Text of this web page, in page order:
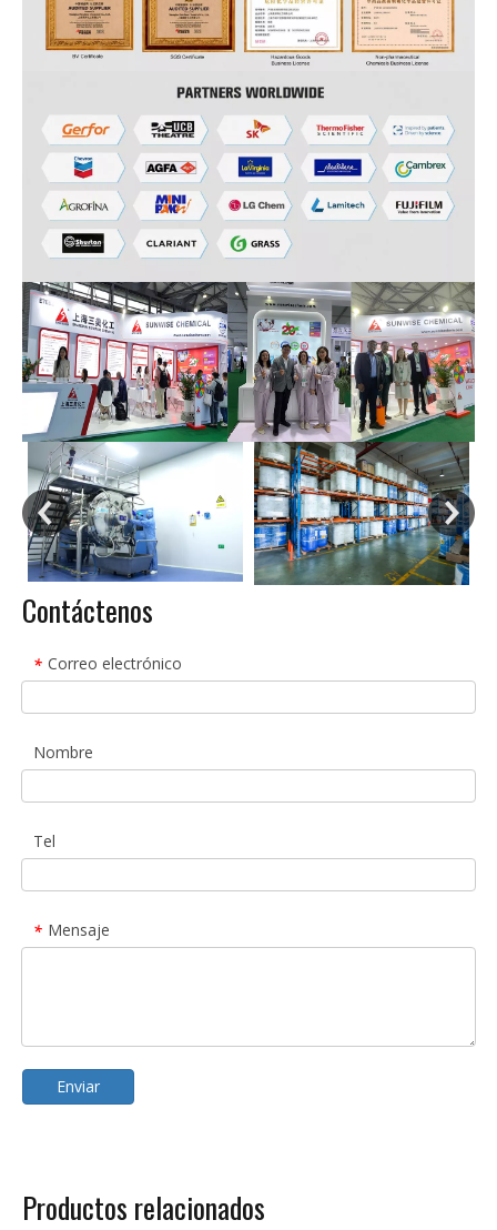
Contáctenos
* Correo electrónico
Nombre
Tel
* Mensaje
Enviar
Productos relacionados